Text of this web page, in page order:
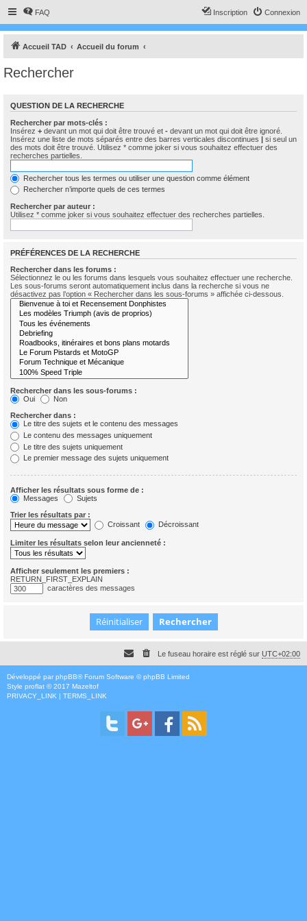
FAQ Connexion
Inscription
Accueil TAD Accueil du forum
Rechercher
QUESTION DE LA RECHERCHE
Rechercher par mots-clés :
Insérez + devant un mot qui doit être trouvé et - devant un mot qui doit être ignoré.
Insérez une liste de mots séparés entre des barres verticales discontinues | si seul un
des mots doit être trouvé. Utilisez * comme joker si vous souhaitez effectuer des
recherches partielles.
Rechercher tous les termes ou utiliser une question comme élément
Rechercher n’importe quels de ces termes
Rechercher par auteur :
Utilisez * comme joker si vous souhaitez effectuer des recherches partielles.
PRÉFÉRENCES DE LA RECHERCHE
Rechercher dans les forums :
Sélectionnez le ou les forums dans lesquels vous souhaitez effectuer une recherche.
Les sous-forums seront automatiquement inclus dans la recherche si vous ne
désactivez pas l’option « Rechercher dans les sous-forums » affichée ci-dessous.
Rechercher dans les sous-forums :
Oui
Non
Rechercher dans :
Le titre des sujets et le contenu des messages
Le contenu des messages uniquement
Le titre des sujets uniquement
Le premier message des sujets uniquement
Afficher les résultats sous forme de :
Messages
Sujets
Trier les résultats par :
Croissant
Décroissant
Limiter les résultats selon leur ancienneté :
Afficher seulement les premiers :
RETURN_FIRST_EXPLAIN
caractères des messages
Le fuseau horaire est réglé sur UTC+02:00
Développé par phpBB® Forum Software © phpBB Limited
Style proflat © 2017 Mazeltof
PRIVACY_LINK
TERMS_LINK